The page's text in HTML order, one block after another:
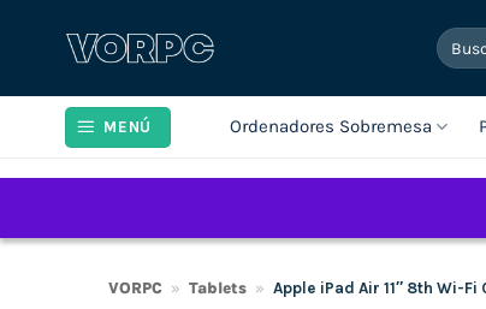
Buscar
por:
MENÚ Ordenadores Sobremesa
VORPC » Tablets » Apple iPad Air 11″ 8th Wi-